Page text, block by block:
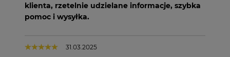
klienta, rzetelnie udzielane informacje, szybka
pomoc i wysyłka.
31.03.2025